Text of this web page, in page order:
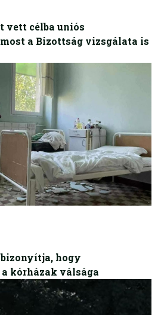
vett célba uniós
a Bizottság vizsgálata is
hogy
kórházak válsága